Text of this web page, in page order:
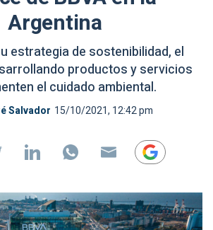
Argentina
estrategia de sostenibilidad, el
productos y servicios
el cuidado ambiental.
Salvador 15/10/2021, 12:42 pm